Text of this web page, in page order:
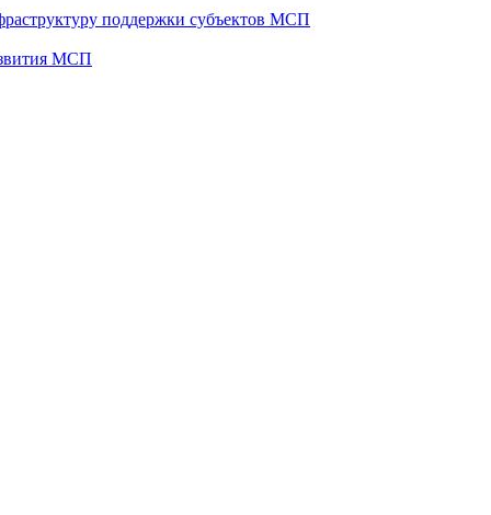
поддержки субъектов МСП
МСП